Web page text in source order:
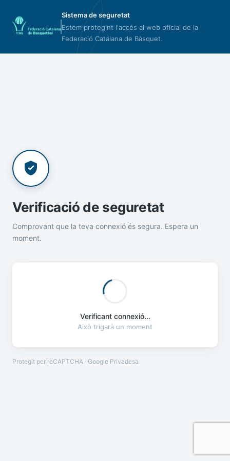
Sistema de seguretat
Estem protegint l'accés al web oficial de la
Federació Catalana de Bàsquet.
Verificació de seguretat
Comprovant que la teva connexió és segura. Espera un
moment.
Verificant connexió...
Això trigarà un moment
Protegit per reCAPTCHA · Google Privadesa